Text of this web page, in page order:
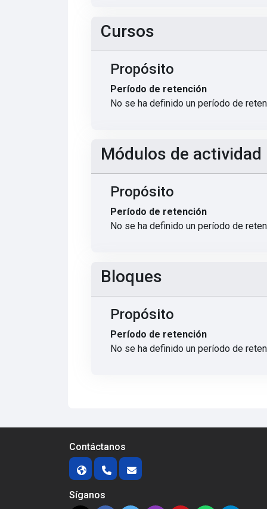
Cursos
Propósito
Período de retención
No se ha definido un período de
Módulos de actividad
Propósito
Período de retención
No se ha definido un período de
Bloques
Propósito
Período de retención
No se ha definido un período de
Contáctanos
Síganos